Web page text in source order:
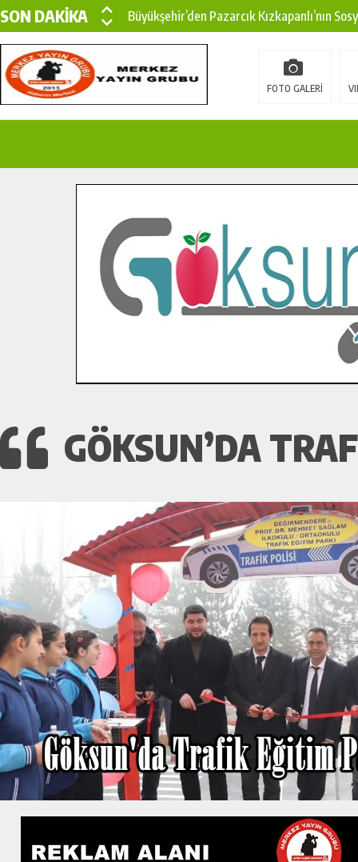
SON DAKİKA
Büyükşehir’den Pazarcık Kızkapanlı’nın
Büyükşehir’den Pazarcık Kırsalına Modern
Çin’den KSÜ’ye Uluslararası Başarı:
İlçe Jandarma Komutanı Karakaya’dan
Bertiz’in Yeni Köprüsünde Sona Doğru.
FOTO GALERİ
GÖKSUN’DA